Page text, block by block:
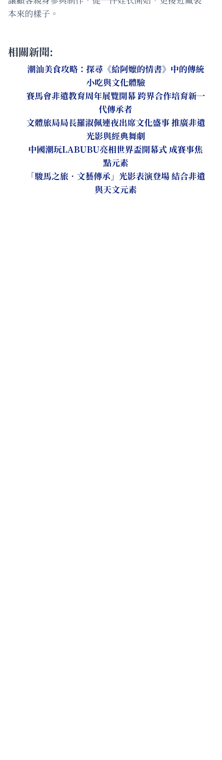
本來的樣子。
相關新聞:
潮汕美食攻略：探尋《給阿嬤的情書》中的傳統
小吃與文化體驗
賽馬會非遺教育周年展覽開幕 跨界合作培育新一
代傳承者
文體旅局局長羅淑佩連夜出席文化盛事 推廣非遺
光影與經典舞劇
中國潮玩LABUBU亮相世界盃開幕式 成賽事焦
點元素
「駿馬之旅．文藝傳承」光影表演登場 結合非遺
與天文元素